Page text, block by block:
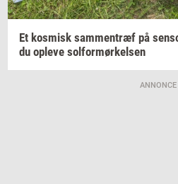
Et kos­misk sam­men­træf på
du op­le­ve sol­for­mør­kel­sen
ANNONCE